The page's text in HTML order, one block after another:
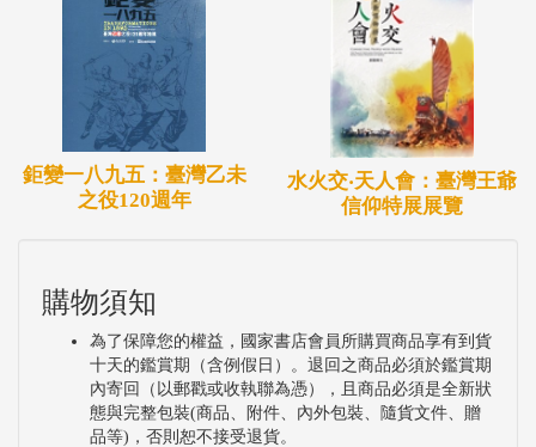
鉅變一八九五：臺灣乙未
之役120週年
水火交‧天人會：臺灣王爺
信仰特展展覽
購物須知
為了保障您的權益，國家書店會員所購買商品享有到貨
十天的鑑賞期（含例假日）。退回之商品必須於鑑賞期
內寄回（以郵戳或收執聯為憑），且商品必須是全新狀
態與完整包裝(商品、附件、內外包裝、隨貨文件、贈
品等)，否則恕不接受退貨。